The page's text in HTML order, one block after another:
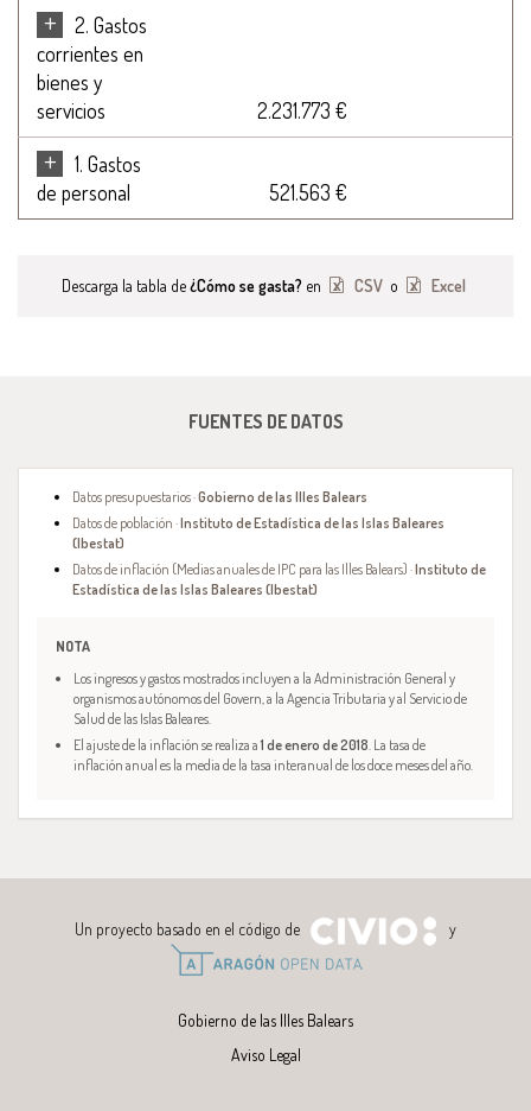
+
2. Gastos
corrientes en
bienes y
servicios
2.231.773 €
+
1. Gastos
de personal
521.563 €
Descarga la tabla de¿Cómo se gasta? en CSV o Excel
FUENTES DE DATOS
Datos presupuestarios ·Gobierno de las Illes Balears
Datos de población ·Instituto de Estadística de las Islas Baleares
(Ibestat)
Datos de inflación (Medias anuales de IPC para las Illes Balears) ·Instituto de
Estadística de las Islas Baleares (Ibestat)
NOTA
Los ingresos y gastos mostrados incluyen a la Administración General y
organismos autónomos del Govern, a la Agencia Tributaria y al Servicio de
Salud de las Islas Baleares.
El ajuste de la inflación se realiza a1 de enero de 2018. La tasa de
inflación anual es la media de la tasa interanual de los doce meses del año.
Un proyecto basado en el código de y
Gobierno de las Illes Balears
Aviso Legal